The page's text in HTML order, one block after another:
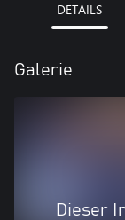
DETAILS
Galerie
Dieser